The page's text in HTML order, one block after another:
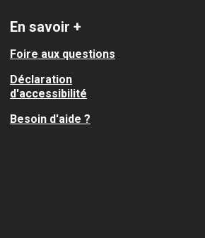
En savoir +
Foire aux questions
Déclaration
d'accessibilité
Besoin d'aide ?